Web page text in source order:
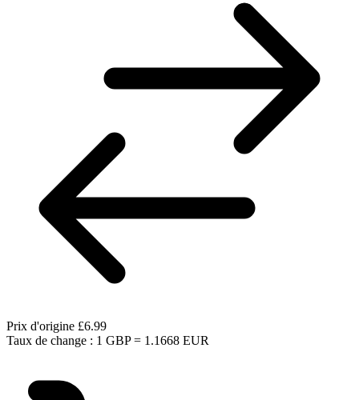
Prix d'origine £6.99
Taux de change : 1 GBP = 1.1668 EUR